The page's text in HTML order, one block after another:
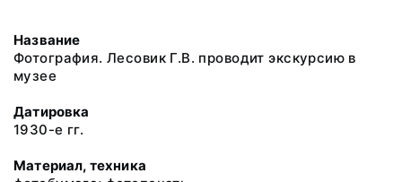
Название
Фотография. Лесовик Г.В. проводит экскурсию в
музее
Датировка
1930-е гг.
Материал, техника